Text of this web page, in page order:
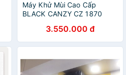
Máy Khử Mùi Cao Cấp
BLACK CANZY CZ 1870
3.550.000 đ